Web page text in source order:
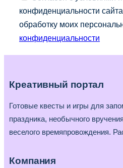
конфиденциальности
обработку моих
конфиденциальности
Креативный портал
Готовые квесты и игры для
праздника, необычного
веселого времяпровождения.
Компания